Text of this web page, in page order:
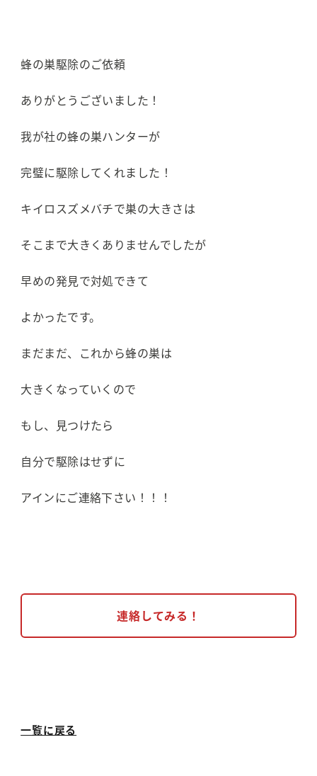
蜂の巣駆除のご依頼
ありがとうございました！
我が社の蜂の巣ハンターが
完璧に駆除してくれました！
キイロスズメバチで巣の大きさは
そこまで大きくありませんでしたが
早めの発見で対処できて
よかったです。
まだまだ、これから蜂の巣は
大きくなっていくので
もし、見つけたら
自分で駆除はせずに
アインにご連絡下さい！！！
連絡してみる！
一覧に戻る